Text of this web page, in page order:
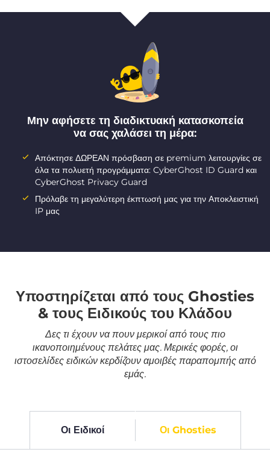
Μην αφήσετε τη διαδικτυακή κατασκοπεία
να σας χαλάσει τη μέρα:
Απόκτησε ΔΩΡΕΑΝ πρόσβαση σε premium λειτουργίες σε
όλα τα πολυετή προγράμματα: CyberGhost ID Guard και
CyberGhost Privacy Guard
Πρόλαβε τη μεγαλύτερη έκπτωσή μας για την Αποκλειστική
IP μας
Υποστηρίζεται από τους Ghosties
& τους Ειδικούς του Κλάδου
Δες τι έχουν να πουν μερικοί από τους πιο
ικανοποιημένους πελάτες μας. Μερικές φορές, οι
ιστοσελίδες ειδικών κερδίζουν αμοιβές παραπομπής από
εμάς.
Οι Ειδικοί Οι Ghosties